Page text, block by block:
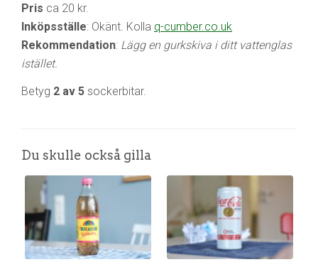
Pris ca 20 kr.
Inköpsställe: Okänt. Kolla q-cumber.co.uk
Rekommendation: Lägg en gurkskiva i ditt vattenglas
istället.
Betyg 2 av 5 sockerbitar.
Du skulle också gilla